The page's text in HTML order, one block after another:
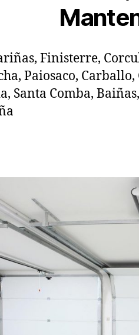
Finisterre,
Paiosaco,
Santa Comba,